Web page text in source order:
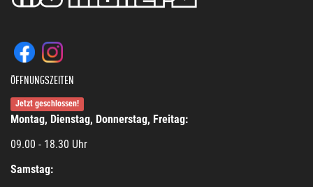
ÖFFNUNGSZEITEN
Jetzt geschlossen!
Montag, Dienstag, Donnerstag, Freitag:
09.00 - 18.30 Uhr
Samstag: